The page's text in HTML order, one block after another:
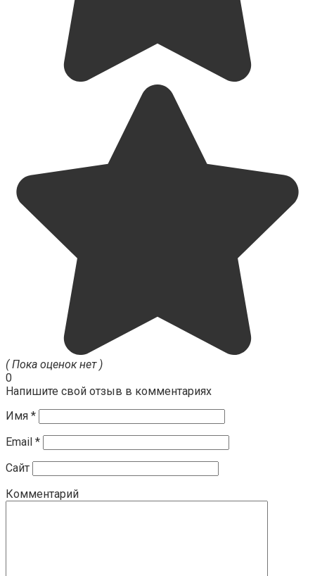
( Пока оценок нет )
0
Напишите свой отзыв в комментариях
Имя *
Email *
Сайт
Комментарий